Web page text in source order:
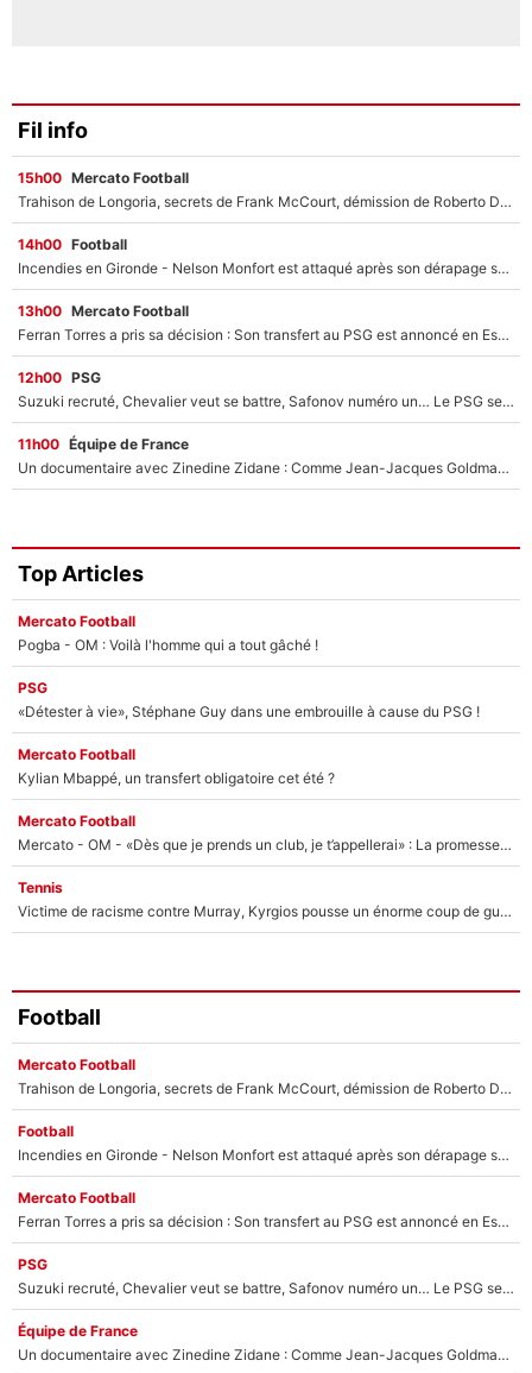
Fil info
15h00 Mercato Football
Trahison de Longoria, secrets de Frank McCourt, démission de Roberto De Zerbi : Medhi Benatia se lâche sur son départ de l'OM et fait d'importantes révélations
14h00 Football
Incendies en Gironde - Nelson Monfort est attaqué après son dérapage sur CNews : «Et lui, il prend combien pour parler dans un studio climatisé?»
13h00 Mercato Football
Ferran Torres a pris sa décision : Son transfert au PSG est annoncé en Espagne !
12h00 PSG
Suzuki recruté, Chevalier veut se battre, Safonov numéro un… Le PSG se lance encore dans un gros chantier pour le poste de gardien de but
11h00 Équipe de France
Un documentaire avec Zinedine Zidane : Comme Jean-Jacques Goldman et Mylène Farmer, le nouveau sélectionneur de l'équipe de France a recalé une journaliste très connue
Top Articles
Mercato Football
Pogba - OM : Voilà l'homme qui a tout gâché !
PSG
«Détester à vie», Stéphane Guy dans une embrouille à cause du PSG !
Mercato Football
Kylian Mbappé, un transfert obligatoire cet été ?
Mercato Football
Mercato - OM - «Dès que je prends un club, je t’appellerai» : La promesse de Marcelino au moment de claquer la porte
Tennis
Victime de racisme contre Murray, Kyrgios pousse un énorme coup de gueule !
Football
Mercato Football
Trahison de Longoria, secrets de Frank McCourt, démission de Roberto De Zerbi : Medhi Benatia se lâche sur son départ de l'OM et fait d'importantes révélations
Football
Incendies en Gironde - Nelson Monfort est attaqué après son dérapage sur CNews : «Et lui, il prend combien pour parler dans un studio climatisé?»
Mercato Football
Ferran Torres a pris sa décision : Son transfert au PSG est annoncé en Espagne !
PSG
Suzuki recruté, Chevalier veut se battre, Safonov numéro un… Le PSG se lance encore dans un gros chantier pour le poste de gardien de but
Équipe de France
Un documentaire avec Zinedine Zidane : Comme Jean-Jacques Goldman et Mylène Farmer, le nouveau sélectionneur de l'équipe de France a recalé une journaliste très connue